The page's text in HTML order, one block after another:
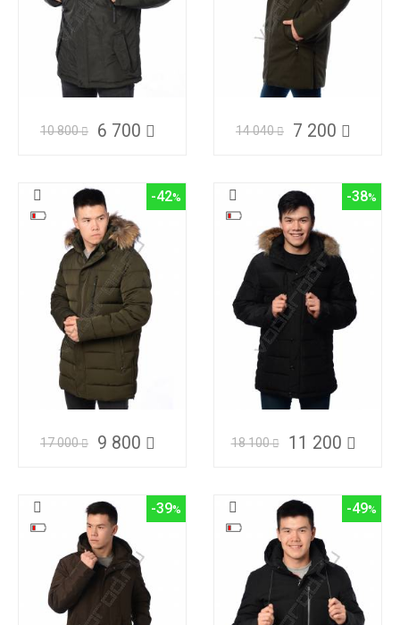
10 800 6 700 14 040 7 200
-42
17 000 9 800
-38
18 100 11 200
-39 -49